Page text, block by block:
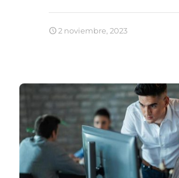
2 noviembre, 2023